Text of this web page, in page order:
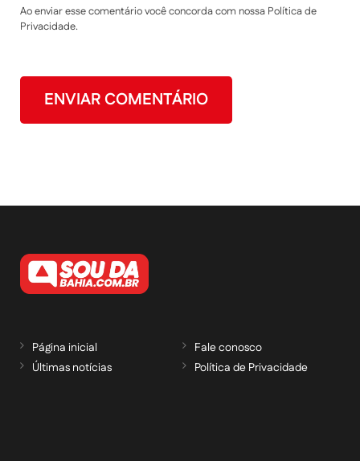
Ao enviar esse comentário você concorda com nossa Política de
Privacidade.
Página inicial
Últimas notícias
Fale conosco
Política de Privacidade